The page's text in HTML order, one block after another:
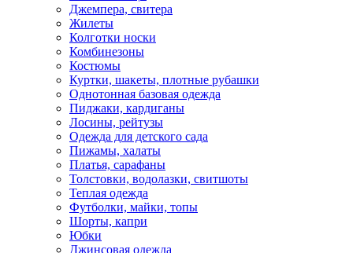
Джемпера, свитера
Жилеты
Колготки носки
Комбинезоны
Костюмы
Куртки, шакеты, плотные рубашки
Однотонная базовая одежда
Пиджаки, кардиганы
Лосины, рейтузы
Одежда для детского сада
Пижамы, халаты
Платья, сарафаны
Толстовки, водолазки, свитшоты
Теплая одежда
Футболки, майки, топы
Шорты, капри
Юбки
Джинсовая одежда